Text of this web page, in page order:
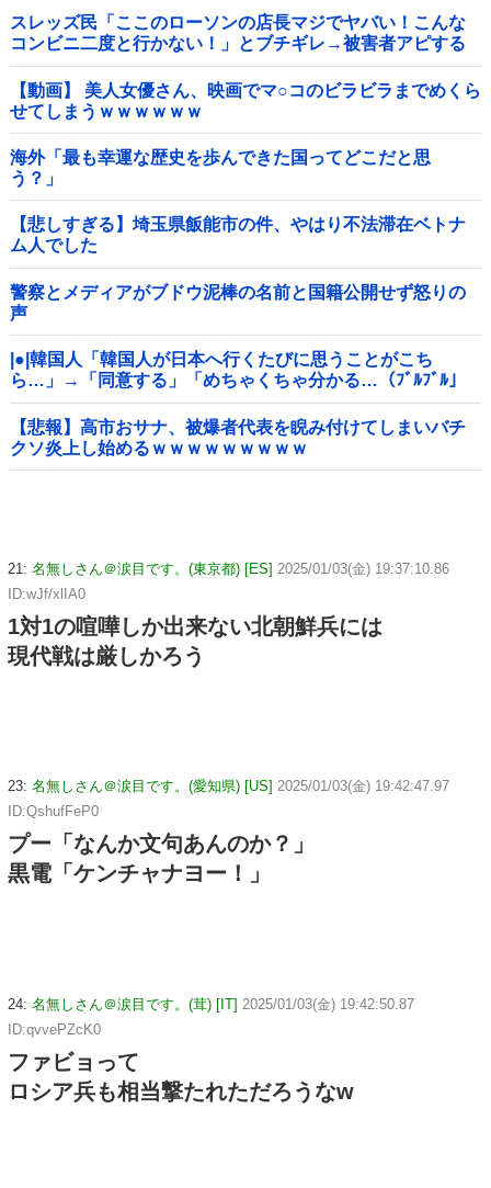
スレッズ民「ここのローソンの店長マジでヤバい！こんな
コンビニ二度と行かない！」とブチギレ→被害者アピする
も「ヤバイのはお前だよ」とツッコミ殺到ｗｗｗｗｗｗｗ
他
【動画】 美人女優さん、映画でマ○コのビラビラまでめくら
せてしまうｗｗｗｗｗｗ
海外「最も幸運な歴史を歩んできた国ってどこだと思
う？」
【悲しすぎる】埼玉県飯能市の件、やはり不法滞在ベトナ
ム人でした
警察とメディアがブドウ泥棒の名前と国籍公開せず怒りの
声
|●|韓国人「韓国人が日本へ行くたびに思うことがこち
ら…」→「同意する」「めちゃくちゃ分かる…（ﾌﾞﾙﾌﾞﾙ」
＝韓国の反応
【悲報】高市おサナ、被爆者代表を睨み付けてしまいバチ
クソ炎上し始めるｗｗｗｗｗｗｗｗｗ
21: 名無しさん＠涙目です。(東京都) [ES] 2025/01/03(金) 19:37:10.86
ID:wJf/xlIA0
1対1の喧嘩しか出来ない北朝鮮兵には
現代戦は厳しかろう
23: 名無しさん＠涙目です。(愛知県) [US] 2025/01/03(金) 19:42:47.97
ID:QshufFeP0
プー「なんか文句あんのか？」
黒電「ケンチャナヨー！」
24: 名無しさん＠涙目です。(茸) [IT] 2025/01/03(金) 19:42:50.87
ID:qvvePZcK0
ファビョって
ロシア兵も相当撃たれただろうなw